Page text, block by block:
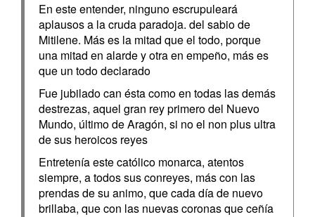
En este entender, ninguno escrupuleará
aplausos a la cruda paradoja. del sabio de
Mitilene. Más es la mitad que el todo, porque
una mitad en alarde y otra en empeño, más es
que un todo declarado
Fue jubilado can ésta como en todas las demás
destrezas, aquel gran rey primero del Nuevo
Mundo, último de Aragón, si no el non plus ultra
de sus heroicos reyes
Entretenía este católico monarca, atentos
siempre, a todos sus conreyes, más con las
prendas de su animo, que cada día de nuevo
brillaba, que con las nuevas coronas que ceñía